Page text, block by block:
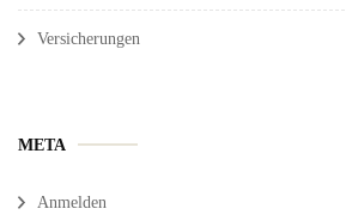
Versicherungen
META
Anmelden